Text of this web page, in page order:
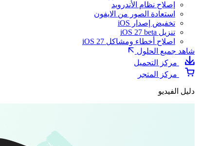
إصلاح نظام الأندرويد
استعادة الصور من الايفون
تخفيض إصدار iOS
تنزيل iOS 27 beta
اصلاح أخطاء ومشاكل iOS 27
شاهد جميع الحلول
مركز التحميل
مركز المتجر
دليل الفيديو